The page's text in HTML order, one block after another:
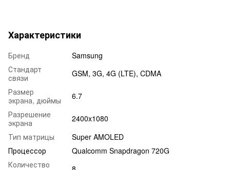
Характеристики
Бренд
Samsung
Стандарт
связи
GSM, 3G, 4G (LTE), CDMA
Размер
экрана, дюймы
6.7
Разрешение
экрана
2400x1080
Тип матрицы
Super AMOLED
Процессор
Qualcomm Snapdragon 720G
Количество